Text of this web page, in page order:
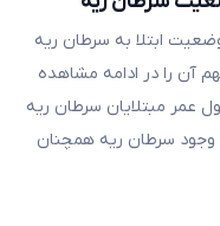
ابتلا به سرطان ریه
آن را در ادامه مشاهده
عمر مبتلایان سرطان ریه
وجود سرطان ریه همچنان